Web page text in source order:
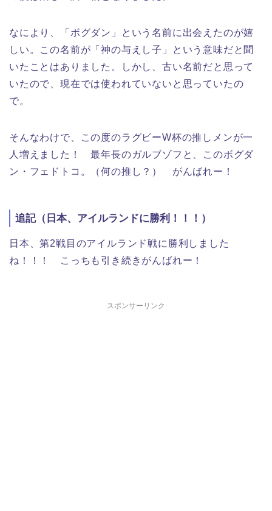
なにより、「ボグダン」という名前に出会えたのが嬉
しい。この名前が「神の与えし子」という意味だと聞
いたことはありました。しかし、古い名前だと思って
いたので、現在では使われていないと思っていたの
で。
そんなわけで、この度のラグビーW杯の推しメンが一
人増えました！ 最年長のガルブゾフと、このボグダ
ン・フェドトコ。（何の推し？） がんばれー！
追記（日本、アイルランドに勝利！！！）
日本、第2戦目のアイルランド戦に勝利しました
ね！！！ こっちも引き続きがんばれー！
スポンサーリンク